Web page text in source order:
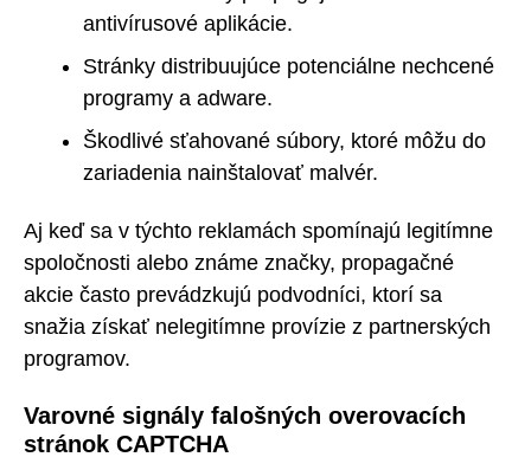
antivírusové aplikácie.
Stránky distribuujúce potenciálne nechcené
programy a adware.
Škodlivé sťahované súbory, ktoré môžu do
zariadenia nainštalovať malvér.
Aj keď sa v týchto reklamách spomínajú legitímne
spoločnosti alebo známe značky, propagačné
akcie často prevádzkujú podvodníci, ktorí sa
snažia získať nelegitímne provízie z partnerských
programov.
Varovné signály falošných overovacích
stránok CAPTCHA